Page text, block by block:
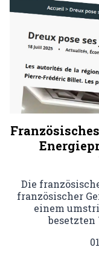
Die
französischer
einem
besetzten